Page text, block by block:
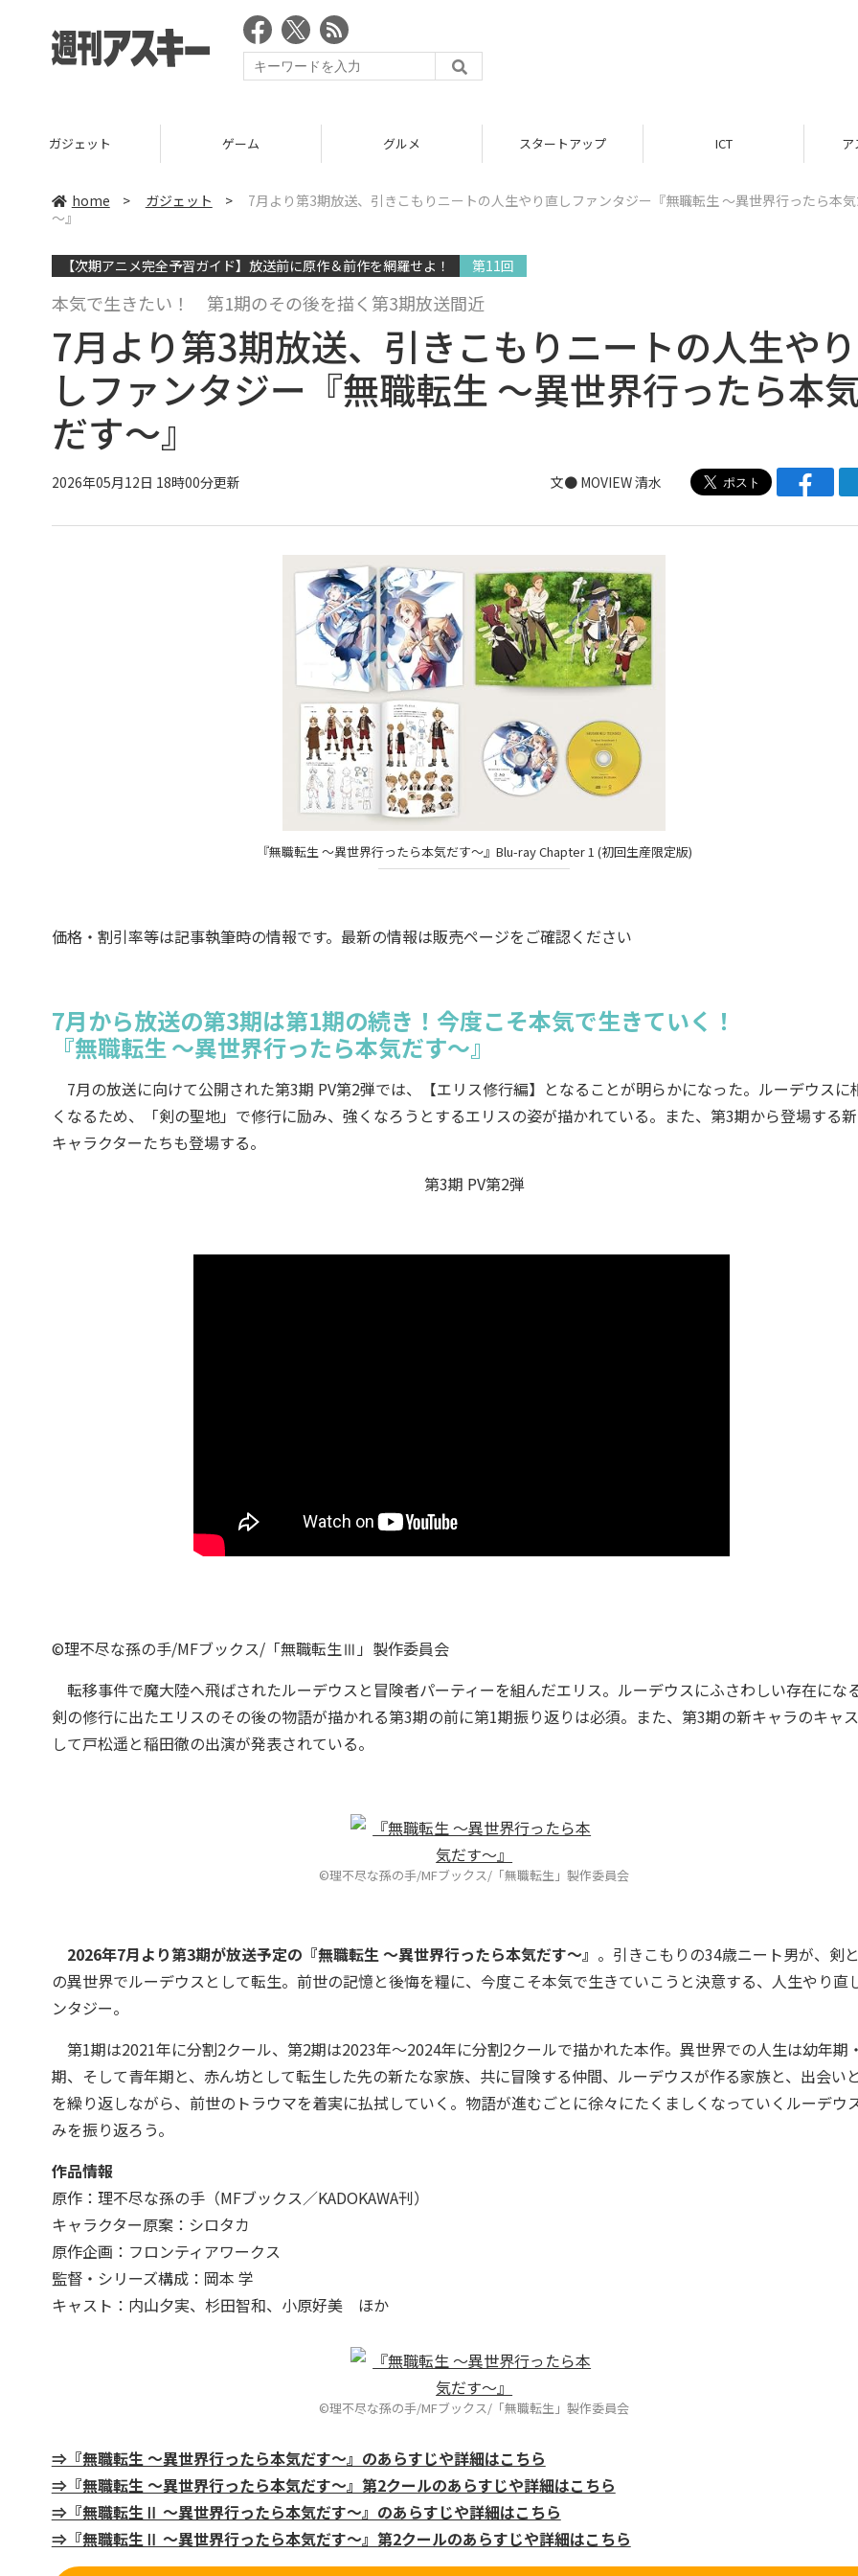
ガジェット ゲーム グルメ スタートアップ ICT ア
home > ガジェット >
7月より第3期放送、引きこもりニートの人生やり直しファンタジー『無職転生 ～異世界行ったら本
～』
【次期アニメ完全予習ガイド】放送前に原作＆前作を網羅せよ！ 第11回
本気で生きたい！ 第1期のその後を描く第3期放送間近
7月より第3期放送、引きこもりニートの人生や
しファンタジー『無職転生 ～異世界行ったら本
だす～』
2026年05月12日 18時00分更新 文● MOVIEW清水
『無職転生 ～異世界行ったら本気だす～』Blu-ray Chapter 1 (初回生産限定版)
価格・割引率等は記事執筆時の情報です。最新の情報は販売ページをご確認ください
7月から放送の第3期は第1期の続き！ 今度こそ本気で生きていく！
『無職転生 ～異世界行ったら本気だす～』
7月の放送に向けて公開された第3期 PV第2弾では、【エリス修行編】となることが明らかになった。ルーデウスに
くなるため、「剣の聖地」で修行に励み、強くなろうとするエリスの姿が描かれている。また、第3期から登場する
キャラクターたちも登場する。
第3期 PV第2弾
©理不尽な孫の手/MFブックス/「無職転生Ⅲ」製作委員会
転移事件で魔大陸へ飛ばされたルーデウスと冒険者パーティーを組んだエリス。ルーデウスにふさわしい存在にな
剣の修行に出たエリスのその後の物語が描かれる第3期の前に第1期振り返りは必須。また、第3期の新キャラのキャ
して戸松遥と稲田徹の出演が発表されている。
©理不尽な孫の手/MFブックス/「無職転生」製作委員会
2026年7月より第3期が放送予定の『無職転生 ～異世界行ったら本気だす～』 。引きこもりの34歳ニート男が、剣
の異世界でルーデウスとして転生。前世の記憶と後悔を糧に、今度こそ本気で生きていこうと決意する、人生やり直
ンタジー。
第1期は2021年に分割2クール、第2期は2023年～2024年に分割2クールで描かれた本作。異世界での人生は幼年期
期、そして青年期と、赤ん坊として転生した先の新たな家族、共に冒険する仲間、ルーデウスが作る家族と、出会い
を繰り返しながら、前世のトラウマを着実に払拭していく。物語が進むごとに徐々にたくましくなっていくルーデウ
みを振り返ろう。
作品情報
原作：理不尽な孫の手（MFブックス／KADOKAWA刊）
キャラクター原案：シロタカ
原作企画：フロンティアワークス
監督・シリーズ構成：岡本 学
キャスト：内山夕実、杉田智和、小原好美 ほか
©理不尽な孫の手/MFブックス/「無職転生」製作委員会
⇒『無職転生 ～異世界行ったら本気だす～』のあらすじや詳細はこちら
⇒『無職転生 ～異世界行ったら本気だす～』第2クールのあらすじや詳細はこちら
⇒『無職転生Ⅱ ～異世界行ったら本気だす～』のあらすじや詳細はこちら
⇒『無職転生Ⅱ ～異世界行ったら本気だす～』第2クールのあらすじや詳細はこちら